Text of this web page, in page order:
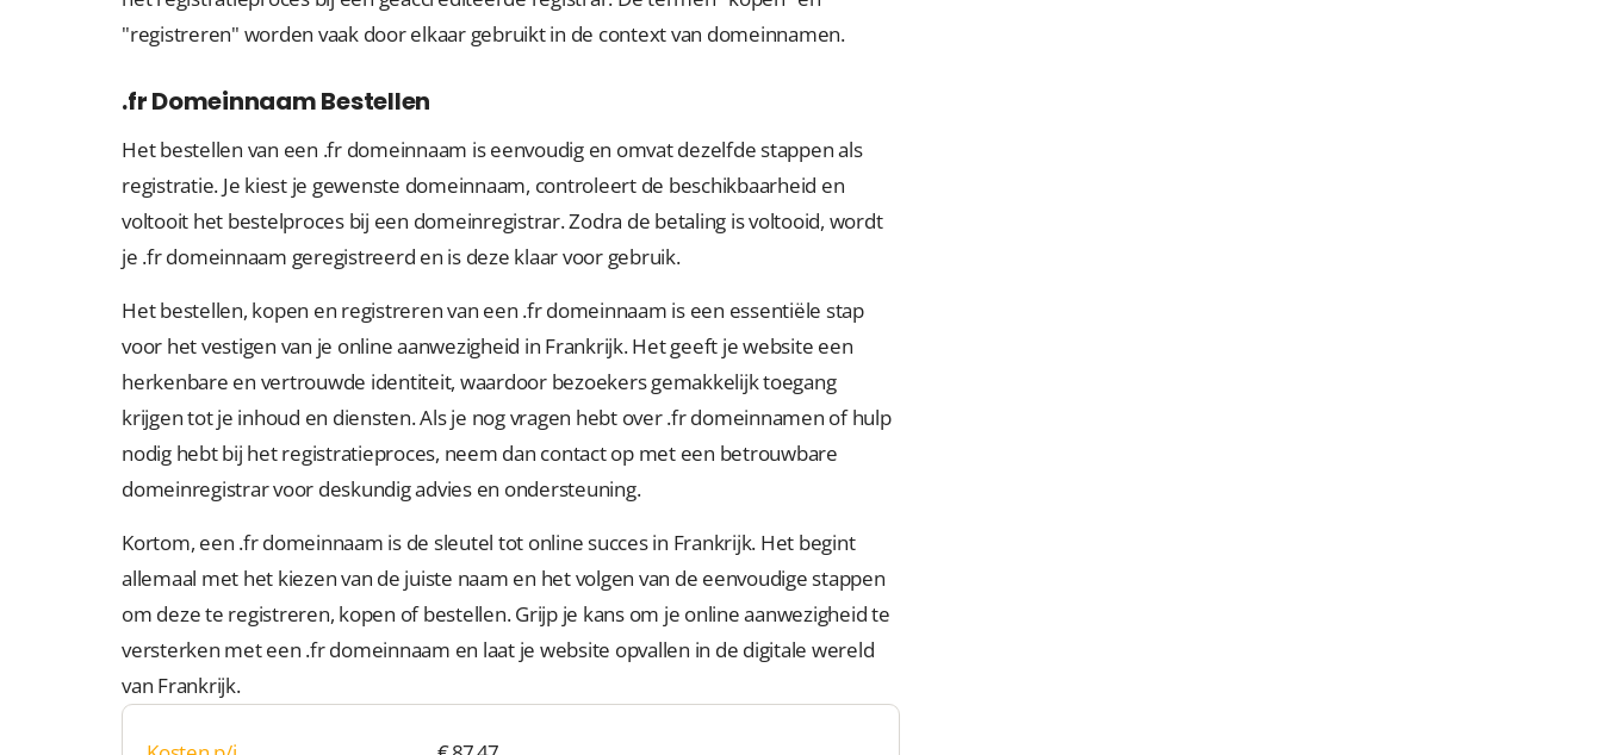
"registreren" worden vaak door elkaar gebruikt in de context van domeinnamen.
.fr Domeinnaam Bestellen
Het bestellen van een .fr domeinnaam is eenvoudig en omvat dezelfde stappen als
registratie. Je kiest je gewenste domeinnaam, controleert de beschikbaarheid en
voltooit het bestelproces bij een domeinregistrar. Zodra de betaling is voltooid, wordt
je .fr domeinnaam geregistreerd en is deze klaar voor gebruik.
Het bestellen, kopen en registreren van een .fr domeinnaam is een essentiële stap
voor het vestigen van je online aanwezigheid in Frankrijk. Het geeft je website een
herkenbare en vertrouwde identiteit, waardoor bezoekers gemakkelijk toegang
krijgen tot je inhoud en diensten. Als je nog vragen hebt over .fr domeinnamen of hulp
nodig hebt bij het registratieproces, neem dan contact op met een betrouwbare
domeinregistrar voor deskundig advies en ondersteuning.
Kortom, een .fr domeinnaam is de sleutel tot online succes in Frankrijk. Het begint
allemaal met het kiezen van de juiste naam en het volgen van de eenvoudige stappen
om deze te registreren, kopen of bestellen. Grijp je kans om je online aanwezigheid te
versterken met een .fr domeinnaam en laat je website opvallen in de digitale wereld
van Frankrijk.